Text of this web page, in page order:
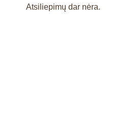
Atsiliepimų dar nėra.